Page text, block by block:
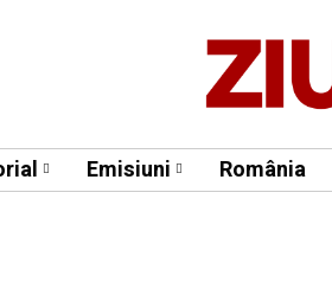
Emisiuni România